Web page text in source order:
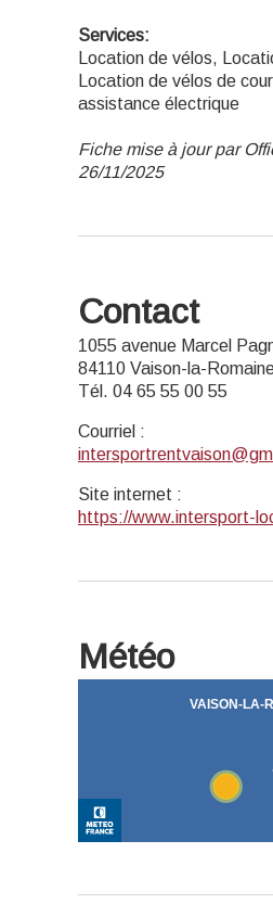
Services:
Location de vélos,
Location de vélos de
assistance électrique
Fiche mise à jour par
26/11/2025
Contact
1055 avenue Marcel
84110 Vaison-la-
Tél. 04 65 55 00 55
Courriel :
Site internet :
https://www.intersport-
Météo